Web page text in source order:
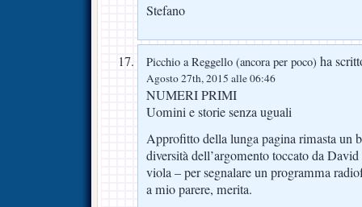
Stefano
Picchio a Reggello (ancora per poco) ha
Agosto 27th, 2015 alle 06:46
NUMERI PRIMI
Uomini e storie senza uguali
Approfitto della lunga pagina rimasta un
diversità dell’argomento toccato da
viola – per segnalare un programma
a mio parere, merita.